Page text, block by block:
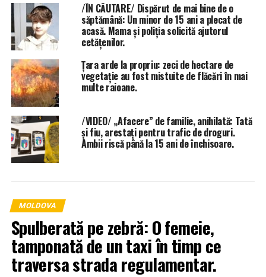
/ÎN CĂUTARE/ Dispărut de mai bine de o
săptămână: Un minor de 15 ani a plecat de
acasă. Mama și poliția solicită ajutorul
cetățenilor.
Țara arde la propriu: zeci de hectare de
vegetație au fost mistuite de flăcări în mai
multe raioane.
/VIDEO/ „Afacere” de familie, anihilată: Tată
și fiu, arestați pentru trafic de droguri.
Ambii riscă până la 15 ani de închisoare.
MOLDOVA
Spulberată pe zebră: O femeie,
tamponată de un taxi în timp ce
traversa strada regulamentar.